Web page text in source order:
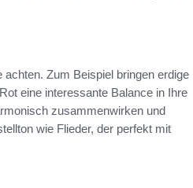
Zum Beispiel bringen erdige
eine interessante Balance in Ihre
zusammenwirken und
wie Flieder, der perfekt mit